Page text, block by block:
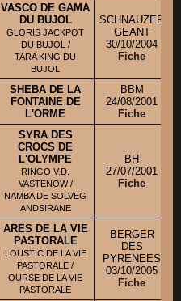
VASCO DE GAMA
DU BUJOL
GLORIS JACKPOT
DU BUJOL /
TARA KING DU
BUJOL
SCHNAUZER
GEANT
30/10/2004
Fiche
SHEBA DE LA
FONTAINE DE
L'ORME
BBM
24/08/2001
Fiche
SYRA DES
CROCS DE
L'OLYMPE
RINGO V.D.
VASTENOW /
NAMBA DE SOLVEG
ANDSIRANE
BH
27/07/2001
Fiche
ARES DE LA VIE
PASTORALE
LOUSTIC DE LA VIE
PASTORALE /
OURSE DE LA VIE
PASTORALE
BERGER
DES
PYRENEES
03/10/2005
Fiche